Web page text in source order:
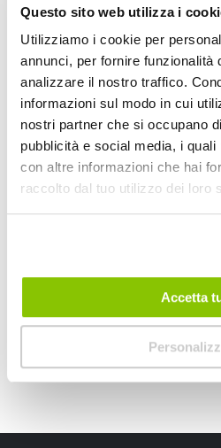
Questo sito web utilizza i
Utilizziamo i cookie per
annunci, per fornire funzionalità
analizzare il nostro traffico.
informazioni sul modo in cui
nostri partner che si occupano
pubblicità e social media, i
con altre informazioni che hai
raccolto dal tuo utilizzo dei loro
Accetta
Lampadina T10 a led
NOMURA